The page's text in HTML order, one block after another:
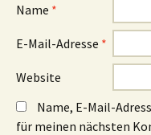
Name *
E-Mail-Adresse *
Website
Name, E-Mail-
für meinen nächsten